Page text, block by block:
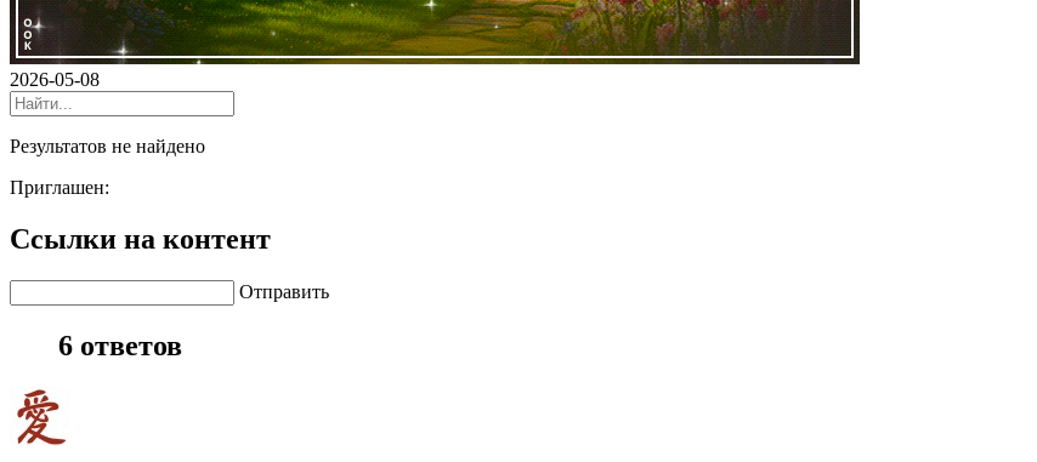
2026-05-08
Результатов не найдено
Приглашен:
Ссылки на контент
Отправить
6 ответов